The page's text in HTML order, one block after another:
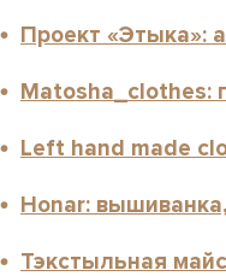
Проект «Этыка»:
Matosha_clothes:
Left hand made
Honar:
Тэкстыльная